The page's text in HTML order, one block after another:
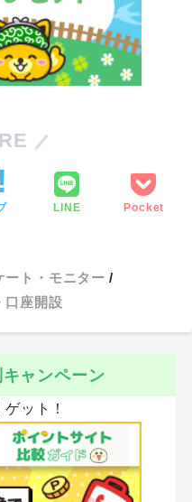
LINE Pocket
ート・モニター
口座開設
ャンペーン
ット！